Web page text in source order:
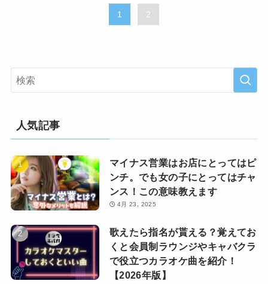
1 2
人気記事
マイナス営業はお店にとってはピ
ンチ。でも女の子にとってはチャ
ンス！この意味教えます
4月 23, 2025
歌えたら指名が貰える？覚えてお
くと会員制ラウンジやキャバクラ
で役立つカラオケ曲を紹介！
【2026年版】